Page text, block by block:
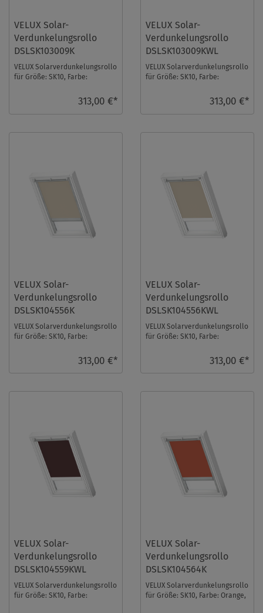
VELUX Solar-
Verdunkelungsrollo
DSLSK103009K
VELUX Solarverdunkelungsrollo
für Größe: SK10, Farbe:
homecontrol kompat ...313,00 €*
VELUX Solar-
Verdunkelungsrollo
DSLSK103009KWL
VELUX Solarverdunkelungsrollo
für Größe: SK10, Farbe:
313,00 €*
VELUX Solar-
Verdunkelungsrollo
DSLSK104556K
VELUX Solarverdunkelungsrollo
für Größe: SK10, Farbe:
homecontrol komp ...313,00 €*
VELUX Solar-
Verdunkelungsrollo
DSLSK104556KWL
VELUX Solarverdunkelungsrollo
für Größe: SK10, Farbe:
313,00 €*
VELUX Solar-
Verdunkelungsrollo
DSLSK104559KWL
VELUX Solarverdunkelungsrollo
für Größe: SK10, Farbe:
VELUX Solar-
Verdunkelungsrollo
DSLSK104564K
VELUX Solarverdunkelungsrollo
für Größe: SK10, Farbe: Orange,